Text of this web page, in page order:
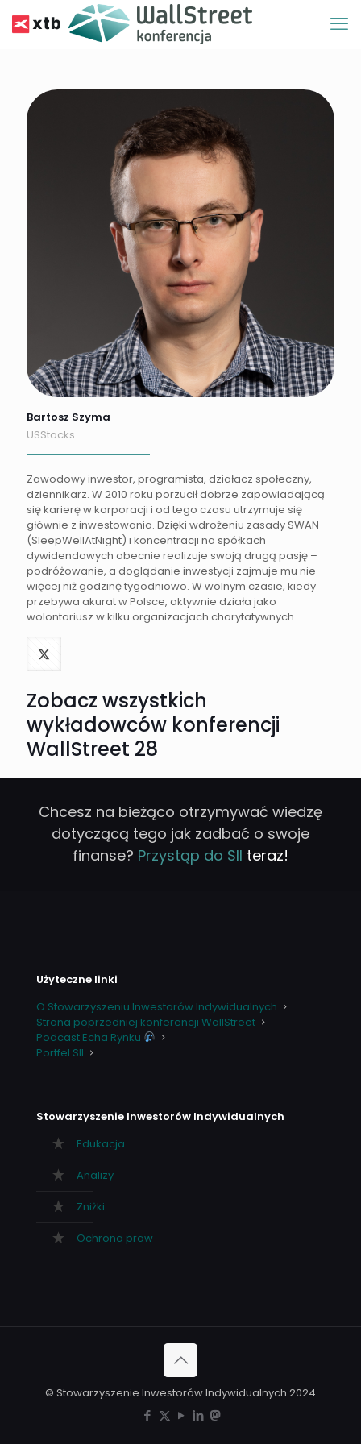
Bartosz Szyma
USStocks
Zawodowy inwestor, programista, działacz społeczny,
dziennikarz. W 2010 roku porzucił dobrze zapowiadającą
się karierę w korporacji i od tego czasu utrzymuje się
głównie z inwestowania. Dzięki wdrożeniu zasady SWAN
(SleepWellAtNight) i koncentracji na spółkach
dywidendowych obecnie realizuje swoją drugą pasję –
podróżowanie, a doglądanie inwestycji zajmuje mu nie
więcej niż godzinę tygodniowo. W wolnym czasie, kiedy
przebywa akurat w Polsce, aktywnie działa jako
wolontariusz w kilku organizacjach charytatywnych.
Zobacz wszystkich
wykładowców konferencji
WallStreet 28
Chcesz na bieżąco otrzymywać wiedzę
dotyczącą tego jak zadbać o swoje
finanse? Przystąp do SII teraz!
Użyteczne linki
O Stowarzyszeniu Inwestorów Indywidualnych
Strona poprzedniej konferencji WallStreet
Podcast Echa Rynku
Portfel SII
Stowarzyszenie Inwestorów Indywidualnych
Edukacja
Analizy
Zniżki
Ochrona praw
© Stowarzyszenie Inwestorów Indywidualnych 2024